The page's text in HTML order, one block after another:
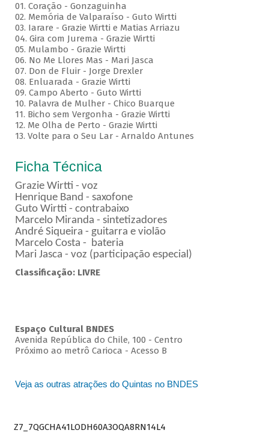
01. Coração - Gonzaguinha
02. Memória de Valparaíso - Guto Wirtti
03. Iarare - Grazie Wirtti e Matias Arriazu
04. Gira com Jurema - Grazie Wirtti
05. Mulambo - Grazie Wirtti
06. No Me Llores Mas - Mari Jasca
07. Don de Fluir - Jorge Drexler
08. Enluarada - Grazie Wirtti
09. Campo Aberto - Guto Wirtti
10. Palavra de Mulher - Chico Buarque
11. Bicho sem Vergonha - Grazie Wirtti
12. Me Olha de Perto - Grazie Wirtti
13. Volte para o Seu Lar - Arnaldo Antunes
Ficha Técnica
Grazie Wirtti - voz
Henrique Band - saxofone
Guto Wirtti - contrabaixo
Marcelo Miranda - sintetizadores
André Siqueira - guitarra e violão
Marcelo Costa - bateria
Mari Jasca - voz (participação especial)
Classificação: LIVRE
Espaço Cultural BNDES
Avenida República do Chile, 100 - Centro
Próximo ao metrô Carioca - Acesso B
Veja as outras atrações do Quintas no BNDES
Z7_7QGCHA41LODH60A3OQA8RN14L4